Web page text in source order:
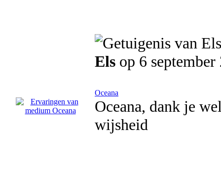
Els op 6 september
Oceana
Oceana, dank je
wijsheid